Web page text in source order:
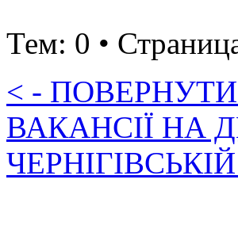
Тем: 0 •
< -
ВАКАНСІЇ НА